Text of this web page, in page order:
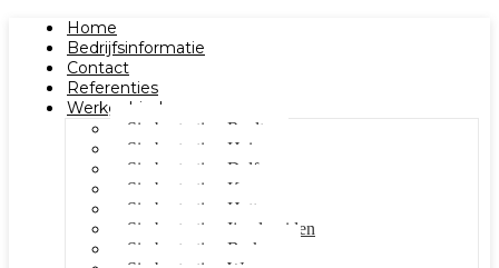
Home
Bedrijfsinformatie
Contact
Referenties
Werkgebied
Sierbestrating Raalte
Sierbestrating Heino
Sierbestrating Dalfsen
Sierbestrating Kampen
Sierbestrating Hattem
Sierbestrating Ijsselmuiden
Sierbestrating Berkum